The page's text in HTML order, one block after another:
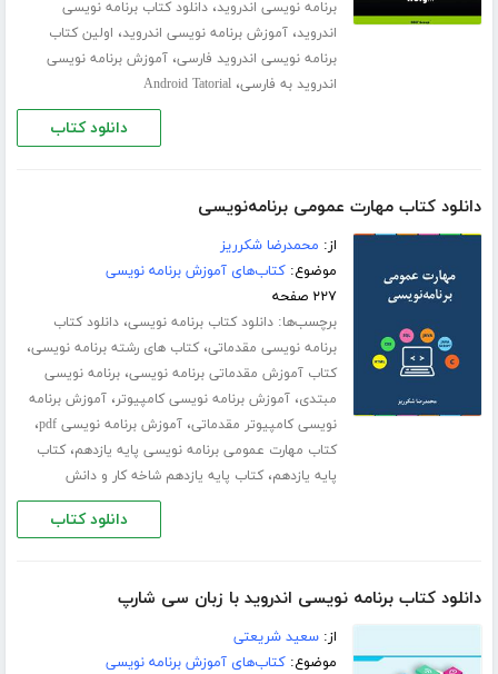
برنامه نویسی اندروید،دانلود کتاب برنامه نویسی
اندروید،آموزش برنامه نویسی اندروید، اولین کتاب
برنامه نویسی اندروید فارسی،آموزش برنامه نویسی
اندروید به فارسی،Android Tatorial
دانلود کتاب
دانلود کتاب مهارت عمومی برنامه‌نویسی
از: محمدرضا شکرریز
موضوع:کتاب‌های آموزش برنامه نویسی
۲۲۷ صفحه
برچسب‌ها:دانلود کتاب برنامه نویسی،دانلود کتاب
برنامه نویسی مقدماتی،کتاب های رشته برنامه نویسی،
کتاب آموزش مقدماتی برنامه نویسی،برنامه نویسی
مبتدی،آموزش برنامه نویسی کامپیوتر،آموزش برنامه
نویسی کامپیوتر مقدماتی،آموزش برنامه نویسی pdf ،
کتاب مهارت عمومی برنامه نویسی پایه یازدهم،کتاب
پایه یازدهم،کتاب پایه یازدهم شاخه کار و دانش
دانلود کتاب
دانلود کتاب برنامه نویسی اندروید با زبان سی شارپ
از:سعید شریعتی
موضوع:کتاب‌های آموزش برنامه نویسی